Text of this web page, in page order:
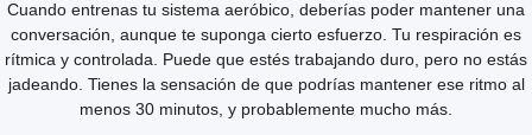
Cuando entrenas tu sistema aeróbico, deberías poder mantener una
conversación, aunque te suponga cierto esfuerzo. Tu respiración es
rítmica y controlada. Puede que estés trabajando duro, pero no estás
jadeando. Tienes la sensación de que podrías mantener ese ritmo al
menos 30 minutos, y probablemente mucho más.